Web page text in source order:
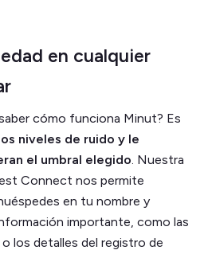
en cualquier
cómo funciona Minut? Es
niveles de ruido y le
el umbral elegido . Nuestra
Connect nos permite
en tu nombre y
importante, como las
los detalles del registro de